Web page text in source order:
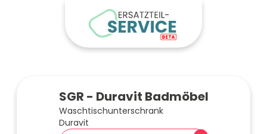
SGR - Duravit Badmöbel
Waschtischunterschrank
Duravit